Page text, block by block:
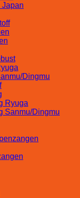
Japan
Dingmu
Ryuga
Sanmu/Dingmu